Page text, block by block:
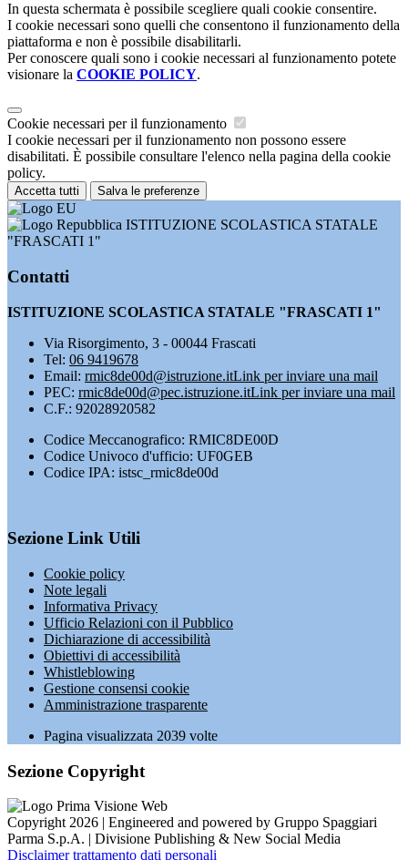
In questa schermata è possibile scegliere quali cookie consentire.
I cookie necessari sono quelli che consentono il funzionamento della
piattaforma e non è possibile disabilitarli.
Per conoscere quali sono i cookie necessari al funzionamento potete
visionare la COOKIE POLICY.
Cookie necessari per il funzionamento
I cookie necessari per il funzionamento non possono essere
disabilitati. È possibile consultare l'elenco nella pagina della cookie
policy.
Accetta tutti Salva le preferenze
ISTITUZIONE SCOLASTICA STATALE
"FRASCATI 1"
Contatti
ISTITUZIONE SCOLASTICA STATALE "FRASCATI 1"
Via Risorgimento, 3 - 00044 Frascati
Tel: 06 9419678
Email: rmic8de00d@istruzione.itLink per inviare una mail
PEC: rmic8de00d@pec.istruzione.itLink per inviare una mail
C.F.: 92028920582
Codice Meccanografico: RMIC8DE00D
Codice Univoco d'ufficio: UF0GEB
Codice IPA: istsc_rmic8de00d
Sezione Link Utili
Cookie policy
Note legali
Informativa Privacy
Ufficio Relazioni con il Pubblico
Dichiarazione di accessibilità
Obiettivi di accessibilità
Whistleblowing
Gestione consensi cookie
Amministrazione trasparente
Pagina visualizzata 2039 volte
Sezione Copyright
Copyright 2026 | Engineered and powered by Gruppo Spaggiari
Parma S.p.A. | Divisione Publishing & New Social Media
Disclaimer trattamento dati personali